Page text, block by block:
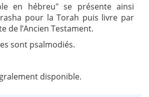
en hébreu" se présente ainsi
pour la Torah puis livre par
de l’Ancien Testament.
sont psalmodiés.
disponible.